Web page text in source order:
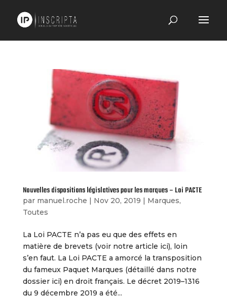
Nouvelles dispositions législatives pour les marques – Loi PACTE
par manuel.roche | Nov 20, 2019 | Marques,
Toutes
La Loi PACTE n’a pas eu que des effets en
matière de brevets (voir notre article ici), loin
s’en faut. La Loi PACTE a amorcé la transposition
du fameux Paquet Marques (détaillé dans notre
dossier ici) en droit français. Le décret 2019–1316
du 9 décembre 2019 a été...